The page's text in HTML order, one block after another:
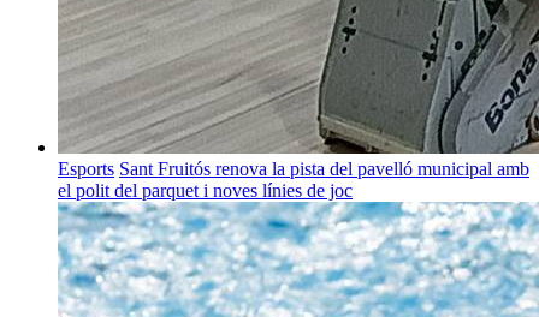
Esports Sant Fruitós renova la pista del pavelló municipal amb
el polit del parquet i noves línies de joc